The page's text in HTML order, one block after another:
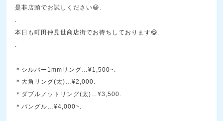
是非店頭でお試しください😀.
.
本日も町田仲見世商店街でお待ちしております😋.
＊シルバー1mmリング…¥1,500~.
＊大角リング(太)…¥2,000.
＊ダブルノットリング(太)…¥3,500.
＊バングル…¥4,000~.